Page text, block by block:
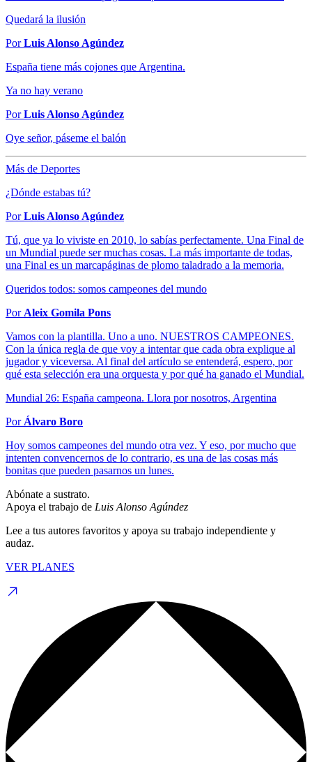
Quedará la ilusión
PorLuis Alonso Agúndez
España tiene más cojones que Argentina.
Ya no hay verano
PorLuis Alonso Agúndez
Oye señor, páseme el balón
Más de Deportes
¿Dónde estabas tú?
PorLuis Alonso Agúndez
Tú, que ya lo viviste en 2010, lo sabías perfectamente. Una Final de
un Mundial puede ser muchas cosas. La más importante de todas,
una Final es un marcapáginas de plomo taladrado a la memoria.
Queridos todos: somos campeones del mundo
Por Aleix Gomila Pons
Vamos con la plantilla. Uno a uno. NUESTROS CAMPEONES.
Con la única regla de que voy a intentar que cada obra explique al
jugador y viceversa. Al final del artículo se entenderá, espero, por
qué esta selección era una orquesta y por qué ha ganado el Mundial.
Mundial 26: España campeona. Llora por nosotros, Argentina
Por Álvaro Boro
Hoy somos campeones del mundo otra vez. Y eso, por mucho que
intenten convencernos de lo contrario, es una de las cosas más
bonitas que pueden pasarnos un lunes.
Abónate a sustrato.
Apoya el trabajo de Luis Alonso Agúndez
Lee a tus autores favoritos y apoya su trabajo independiente y
audaz.
VER PLANES